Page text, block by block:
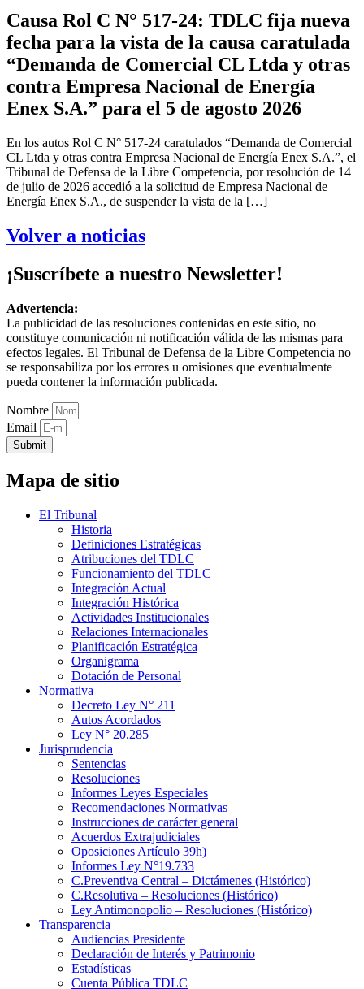
Causa Rol C N° 517-24: TDLC fija nueva
fecha para la vista de la causa caratulada
“Demanda de Comercial CL Ltda y otras
contra Empresa Nacional de Energía
Enex S.A.” para el 5 de agosto 2026
En los autos Rol C N° 517-24 caratulados “Demanda de Comercial
CL Ltda y otras contra Empresa Nacional de Energía Enex S.A.”, el
Tribunal de Defensa de la Libre Competencia, por resolución de 14
de julio de 2026 accedió a la solicitud de Empresa Nacional de
Energía Enex S.A., de suspender la vista de la […]
Volver a noticias
¡Suscríbete a nuestro Newsletter!
Advertencia:
La publicidad de las resoluciones contenidas en este sitio, no
constituye comunicación ni notificación válida de las mismas para
efectos legales. El Tribunal de Defensa de la Libre Competencia no
se responsabiliza por los errores u omisiones que eventualmente
pueda contener la información publicada.
Nombre
Email
Submit
Mapa de sitio
El Tribunal
Historia
Definiciones Estratégicas
Atribuciones del TDLC
Funcionamiento del TDLC
Integración Actual
Integración Histórica
Actividades Institucionales
Relaciones Internacionales
Planificación Estratégica
Organigrama
Dotación de Personal
Normativa
Decreto Ley N° 211
Autos Acordados
Ley N° 20.285
Jurisprudencia
Sentencias
Resoluciones
Informes Leyes Especiales
Recomendaciones Normativas
Instrucciones de carácter general
Acuerdos Extrajudiciales
Oposiciones Artículo 39h)
Informes Ley N°19.733
C.Preventiva Central – Dictámenes (Histórico)
C.Resolutiva – Resoluciones (Histórico)
Ley Antimonopolio – Resoluciones (Histórico)
Transparencia
Audiencias Presidente
Declaración de Interés y Patrimonio
Estadísticas
Cuenta Pública TDLC